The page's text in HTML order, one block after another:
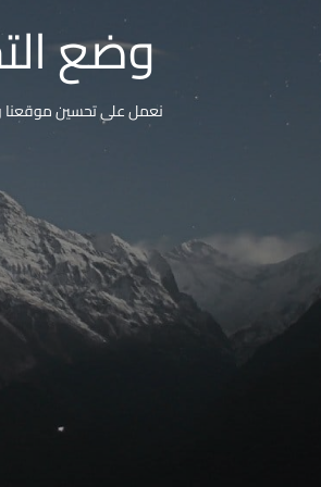
وضع
نعمل على تحسين موقعنا